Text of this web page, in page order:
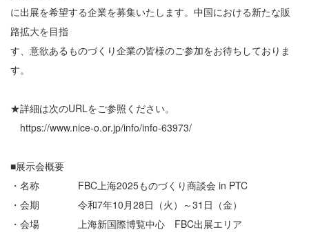
に出展を希望する企業を募集いたします。中国における新たな販
路拡大を目指
す、意欲あるものづくり企業の皆様のご参加をお待ちしておりま
す。
★詳細は次のURLをご参照ください。
https://www.nice-o.or.jp/info/info-63973/
■展示会概要
・名称 FBC上海2025ものづくり商談会 in PTC
・会期 令和7年10月28日（火）～31日（金）
・会場 上海新国際博覧中心 FBC出展エリア